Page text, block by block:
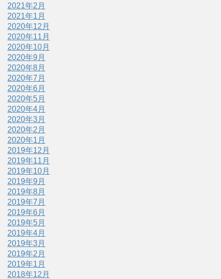
2021年2月
2021年1月
2020年12月
2020年11月
2020年10月
2020年9月
2020年8月
2020年7月
2020年6月
2020年5月
2020年4月
2020年3月
2020年2月
2020年1月
2019年12月
2019年11月
2019年10月
2019年9月
2019年8月
2019年7月
2019年6月
2019年5月
2019年4月
2019年3月
2019年2月
2019年1月
2018年12月